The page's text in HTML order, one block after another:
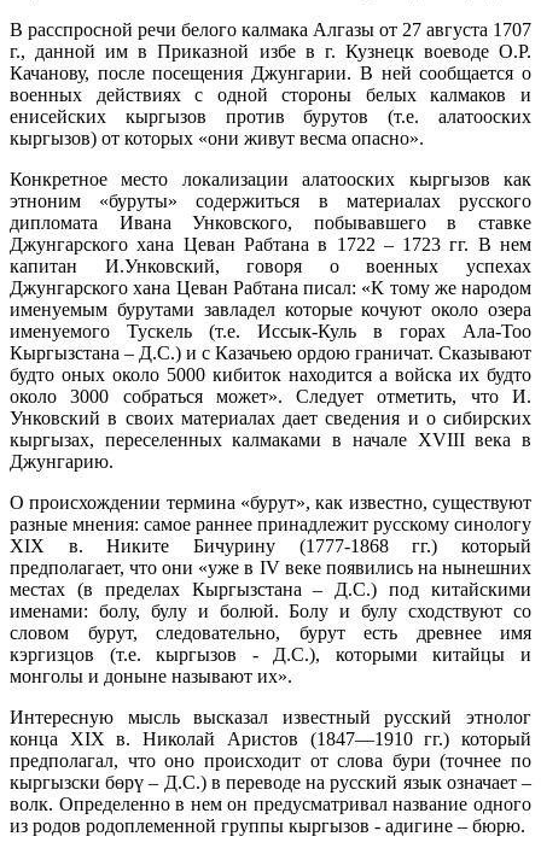
В расспросной речи белого калмака Алгазы от 27 августа 1707
г., данной им в Приказной избе в г. Кузнецк воеводе О.Р.
Качанову, после посещения Джунгарии. В ней сообщается о
военных действиях с одной стороны белых калмаков и
енисейских кыргызов против бурутов (т.е. алатооских
кыргызов) от которых «они живут весма опасно».
Конкретное место локализации алатооских кыргызов как
этноним «буруты» содержиться в материалах русского
дипломата Ивана Унковского, побывавшего в ставке
Джунгарского хана Цеван Рабтана в 1722 – 1723 гг. В нем
капитан И.Унковский, говоря о военных успехах
Джунгарского хана Цеван Рабтана писал: «К тому же народом
именуемым бурутами завладел которые кочуют около озера
именуемого Тускель (т.е. Иссык-Куль в горах Ала-Тоо
Кыргызстана – Д.С.) и с Казачьею ордою граничат. Сказывают
будто оных около 5000 кибиток находится а войска их будто
около 3000 собраться может». Следует отметить, что И.
Унковский в своих материалах дает сведения и о сибирских
кыргызах, переселенных калмаками в начале XVIII века в
Джунгарию.
О происхождении термина «бурут», как известно, существуют
разные мнения: самое раннее принадлежит русскому синологу
ХIХ в. Никите Бичурину (1777-1868 гг.) который
предполагает, что они «уже в IV веке появились на нынешних
местах (в пределах Кыргызстана – Д.С.) под китайскими
именами: болу, булу и болюй. Болу и булу сходствуют со
словом бурут, следовательно, бурут есть древнее имя
кэргизцов (т.е. кыргызов - Д.С.), которыми китайцы и
монголы и доныне называют их».
Интересную мысль высказал известный русский этнолог
конца ХIХ в. Николай Аристов (1847—1910 гг.) который
предполагал, что оно происходит от слова бури (точнее по
кыргызски бөрү – Д.С.) в переводе на русский язык означает –
волк. Определенно в нем он предусматривал название одного
из родов родоплеменной группы кыргызов - адигине – бюрю.